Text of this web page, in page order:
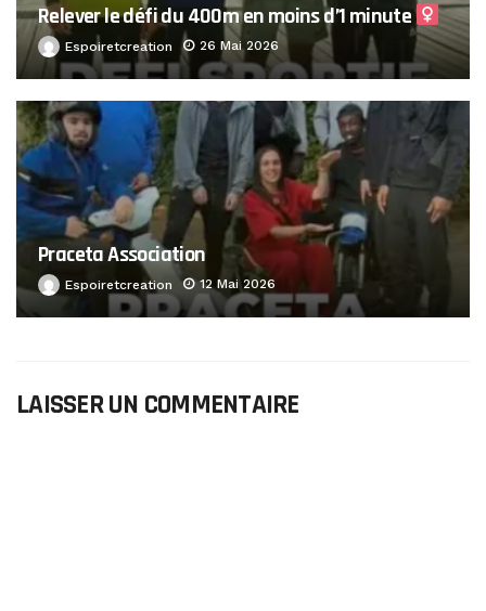
Relever le défi du 400m en moins d’1 minute ‍
Espoiretcreation 26 Mai 2026
Praceta Association
Espoiretcreation 12 Mai 2026
LAISSER UN COMMENTAIRE